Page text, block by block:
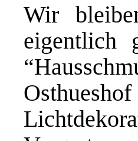
Wir
eigentlich